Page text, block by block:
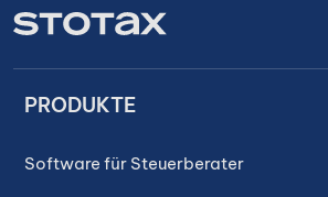
PRODUKTE
Software für Steuerberater